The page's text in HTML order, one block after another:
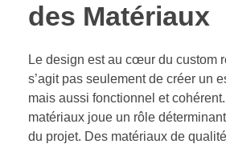
des Matériaux
Le design est au cœur du custom
s’agit pas seulement de créer un
mais aussi fonctionnel et
matériaux joue un rôle
du projet. Des matériaux de